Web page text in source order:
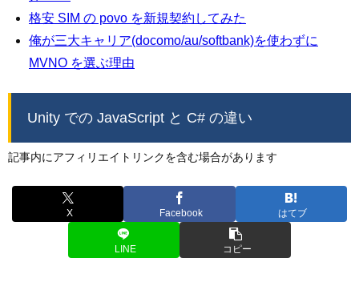
格安 SIM の povo を新規契約してみた
俺が三大キャリア(docomo/au/softbank)を使わずに
MVNO を選ぶ理由
Unity での JavaScript と C# の違い
記事内にアフィリエイトリンクを含む場合があります
X Facebook はてブ
LINE コピー